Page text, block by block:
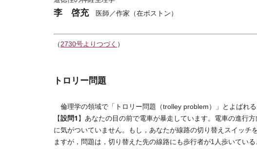
李 啓充医師／作家（在ボストン）
（2730号よりつづく ）
トロリー問題
倫理学の領域で「トロリー問題（trolley problem）」とよばれる
【設問1 】あなたの目の前で電車が暴走しています。電車の進行
に気がついていません。もし，あなたが線路の切り替えスイッ
ますが，問題は，切り替えた先の線路にも歩行者が1人歩いてい